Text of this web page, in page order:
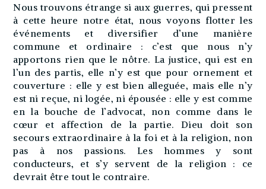
Nous trouvons étrange si aux guerres, qui pressent
à cette heure notre état, nous voyons flotter les
événements et diversifier d’une manière
commune et ordinaire : c’est que nous n’y
apportons rien que le nôtre. La justice, qui est en
l’un des partis, elle n’y est que pour ornement et
couverture : elle y est bien alleguée, mais elle n’y
est ni reçue, ni logée, ni épousée : elle y est comme
en la bouche de l’advocat, non comme dans le
cœur et affection de la partie. Dieu doit son
secours extraordinaire à la foi et à la religion, non
pas à nos passions. Les hommes y sont
conducteurs, et s’y servent de la religion : ce
devrait être tout le contraire.